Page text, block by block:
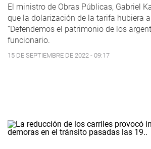
El ministro de Obras Públicas, Gabriel
que la dolarización de la tarifa hubiera
“Defendemos el patrimonio de los
funcionario.
15 DE SEPTIEMBRE DE 2022 - 09:17